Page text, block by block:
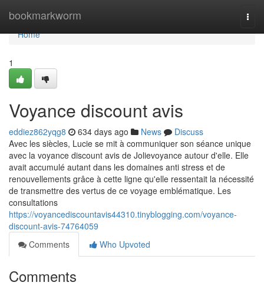
bookmarkworm
Home
Home
1
Voyance discount avis
eddiez862yqg8 634 days ago News
Discuss
Avec les siècles, Lucie se mit à communiquer son séance unique
avec la voyance discount avis de Jolievoyance autour d'elle. Elle
avait accumulé autant dans les domaines anti stress et de
renouvellements grâce à cette ligne qu'elle ressentait la nécessité
de transmettre des vertus de ce voyage emblématique. Les
consultations
https://voyancediscountavis44310.tinyblogging.com/voyance-
discount-avis-74764059
Comments
Who Upvoted
Comments